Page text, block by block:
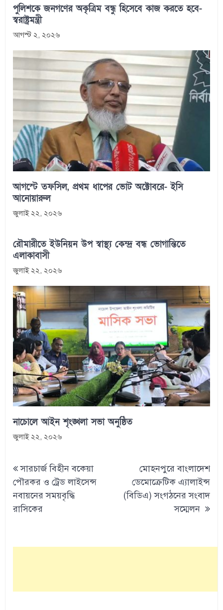
পুলিশকে জনগণের অকৃত্রিম বন্ধু হিসেবে কাজ করতে হবে-
স্বরাষ্ট্রমন্ত্রী
আগস্ট ২, ২০২৬
আগস্টে তফসিল, প্রথম ধাপের ভোট অক্টোবরে- ইসি
আনোয়ারুল
জুলাই ২২, ২০২৬
রৌমারীতে ইউনিয়ন উপ স্বাস্থ্য কেন্দ্র বন্ধ ভোগান্তিতে
এলাকাবাসী
জুলাই ২২, ২০২৬
নাচোলে আইন শৃংঙ্খলা সভা অনুষ্ঠিত
জুলাই ২২, ২০২৬
navigation
সারচার্জ বিহীন বকেয়া
পৌরকর ও ট্রেড লাইসেন্স
নবায়নের সময়বৃদ্ধি
রাসিকের
মোহনপুরে বাংলাদেশ
ডেমোক্রেটিক এ্যালাইন্স
(বিডিএ) সংগঠনের সংবাদ
সম্মেলন